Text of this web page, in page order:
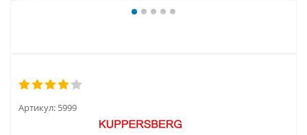
Артикул: 5999